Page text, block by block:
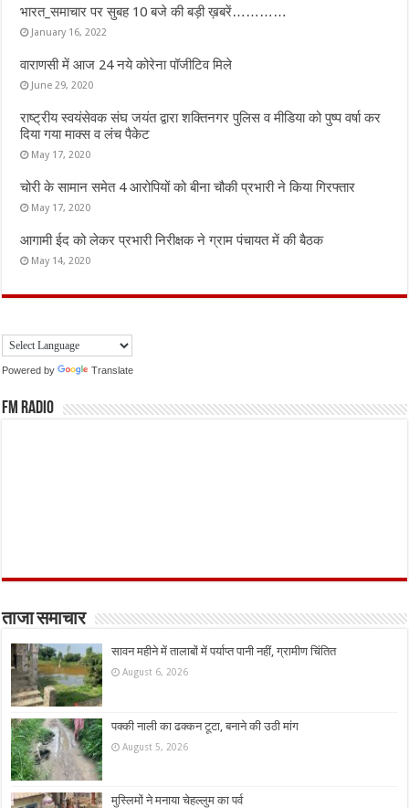
भारत_समाचार पर सुबह 10 बजे की बड़ी ख़बरें…………
January 16, 2022
वाराणसी में आज 24 नये कोरेना पॉजीटिव मिले
June 29, 2020
राष्ट्रीय स्वयंसेवक संघ जयंत द्वारा शक्तिनगर पुलिस व मीडिया को पुष्प वर्षा कर
दिया गया माक्स व लंच पैकेट
May 17, 2020
चोरी के सामान समेत 4 आरोपियों को बीना चौकी प्रभारी ने किया गिरफ्तार
May 17, 2020
आगामी ईद को लेकर प्रभारी निरीक्षक ने ग्राम पंचायत में की बैठक
May 14, 2020
Powered by Translate
FM Radio
ताजा समाचार
सावन महीने में तालाबों में पर्याप्त पानी नहीं, ग्रामीण चिंतित
August 6, 2026
पक्की नाली का ढक्कन टूटा, बनाने की उठी मांग
August 5, 2026
मुस्लिमों ने मनाया चेहल्लुम का पर्व